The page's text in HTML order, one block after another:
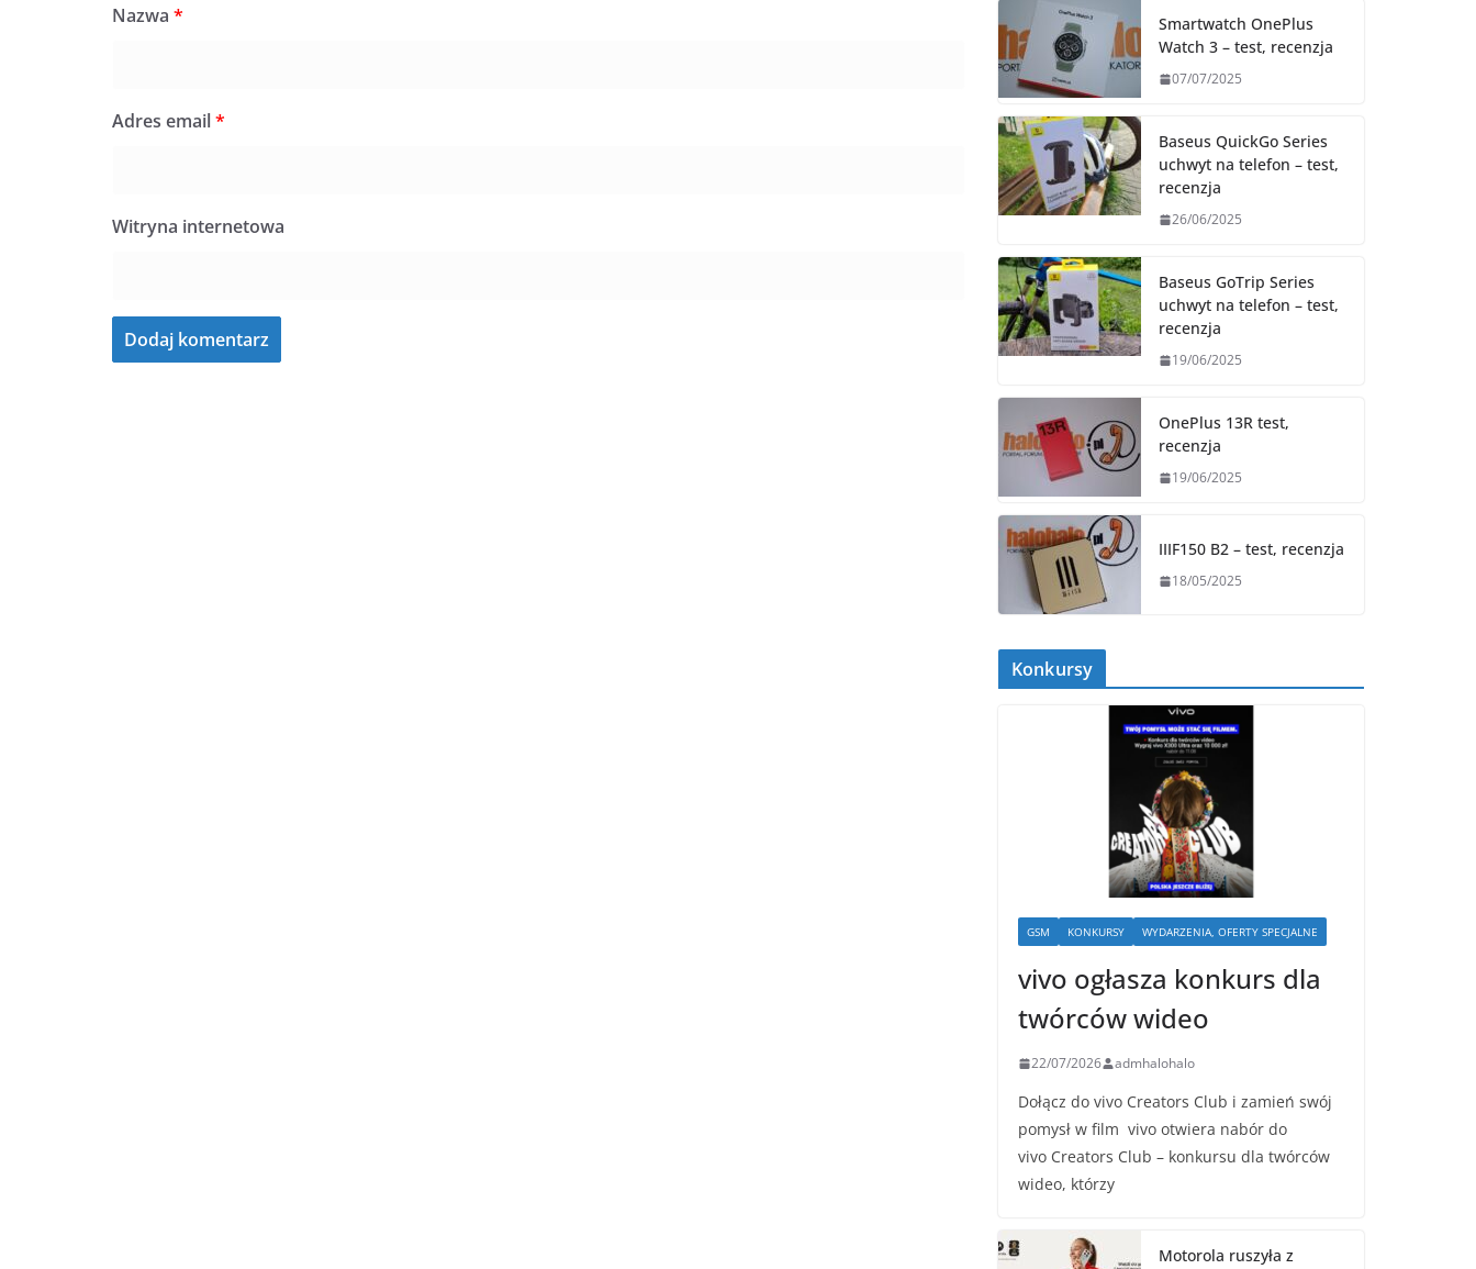
Nazwa *
Adres email*
Witryna internetowa
Smartwatch OnePlus
Watch 3 – test, recenzja
07/07/2025
Baseus QuickGo Series
uchwyt na telefon – test,
recenzja
26/06/2025
Baseus GoTrip Series
uchwyt na telefon – test,
recenzja
19/06/2025
OnePlus 13R test,
recenzja
19/06/2025
IIIF150 B2 – test, recenzja
18/05/2025
Konkursy
GSM KONKURSY WYDARZENIA, OFERTY SPECJALNE
vivo ogłasza konkurs dla
twórców wideo
22/07/2026 admhalohalo
Dołącz do vivo Creators Club i zamień swój
pomysł w film vivo otwiera nabór do
vivo Creators Club – konkursu dla twórców
wideo, którzy
Motorola ruszyła z